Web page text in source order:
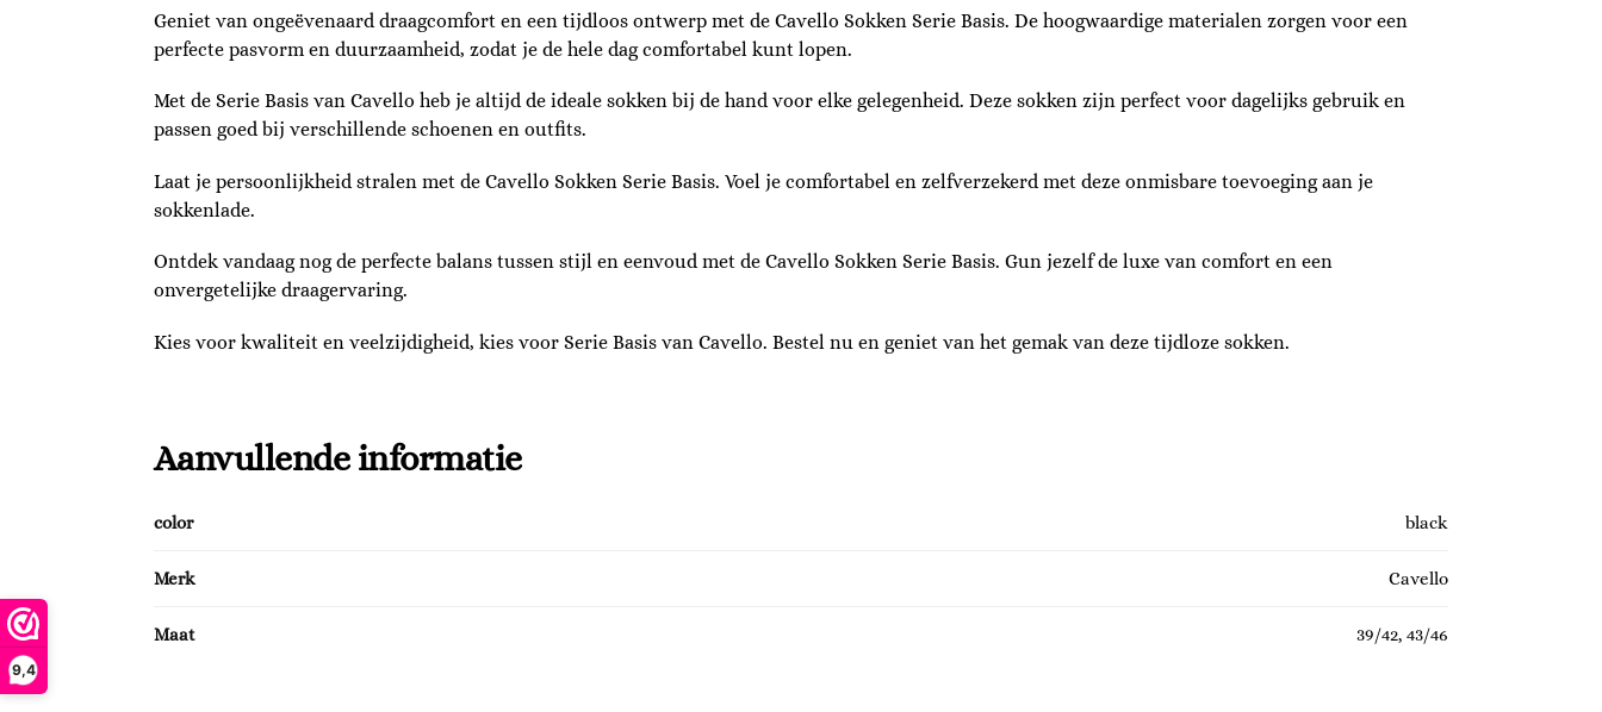
9,4
Geniet van ongeëvenaard draagcomfort en een tijdloos ontwerp met de Cavello Sokken Serie Basis. De hoogwaardige materialen zorgen voor een
perfecte pasvorm en duurzaamheid, zodat je de hele dag comfortabel kunt lopen.
Met de Serie Basis van Cavello heb je altijd de ideale sokken bij de hand voor elke gelegenheid. Deze sokken zijn perfect voor dagelijks gebruik en
passen goed bij verschillende schoenen en outfits.
Laat je persoonlijkheid stralen met de Cavello Sokken Serie Basis. Voel je comfortabel en zelfverzekerd met deze onmisbare toevoeging aan je
sokkenlade.
Ontdek vandaag nog de perfecte balans tussen stijl en eenvoud met de Cavello Sokken Serie Basis. Gun jezelf de luxe van comfort en een
onvergetelijke draagervaring.
Kies voor kwaliteit en veelzijdigheid, kies voor Serie Basis van Cavello. Bestel nu en geniet van het gemak van deze tijdloze sokken.
Aanvullende informatie
color black
Merk Cavello
Maat 39/42, 43/46